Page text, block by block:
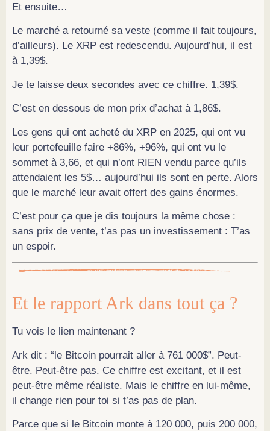
Et ensuite…
Le marché a retourné sa veste (comme il fait toujours,
d’ailleurs). Le XRP est redescendu. Aujourd’hui, il est
à 1,39$.
Je te laisse deux secondes avec ce chiffre. 1,39$.
C’est en dessous de mon prix d’achat à 1,86$.
Les gens qui ont acheté du XRP en 2025, qui ont vu
leur portefeuille faire +86%, +96%, qui ont vu le
sommet à 3,66, et qui n’ont RIEN vendu parce qu’ils
attendaient les 5$… aujourd’hui ils sont en perte. Alors
que le marché leur avait offert des gains énormes.
C’est pour ça que je dis toujours la même chose :
sans prix de vente, t’as pas un investissement : T’as
un espoir.
Et le rapport Ark dans tout ça ?
Tu vois le lien maintenant ?
Ark dit : “le Bitcoin pourrait aller à 761 000$”. Peut-
être. Peut-être pas. Ce chiffre est excitant, et il est
peut-être même réaliste. Mais le chiffre en lui-même,
il change rien pour toi si t’as pas de plan.
Parce que si le Bitcoin monte à 120 000, puis 200 000,